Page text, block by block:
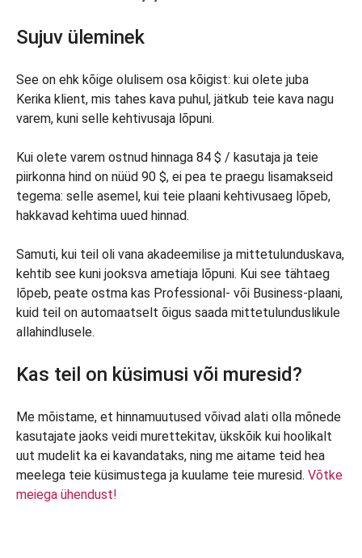
Sujuv üleminek
See on ehk kõige olulisem osa kõigist: kui olete juba
Kerika klient, mis tahes kava puhul, jätkub teie kava nagu
varem, kuni selle kehtivusaja lõpuni.
Kui olete varem ostnud hinnaga 84 $ / kasutaja ja teie
piirkonna hind on nüüd 90 $, ei pea te praegu lisamakseid
tegema: selle asemel, kui teie plaani kehtivusaeg lõpeb,
hakkavad kehtima uued hinnad.
Samuti, kui teil oli vana akadeemilise ja mittetulunduskava,
kehtib see kuni jooksva ametiaja lõpuni. Kui see tähtaeg
lõpeb, peate ostma kas Professional- või Business-plaani,
kuid teil on automaatselt õigus saada mittetulunduslikule
allahindlusele.
Kas teil on küsimusi või muresid?
Me mõistame, et hinnamuutused võivad alati olla mõnede
kasutajate jaoks veidi murettekitav, ükskõik kui hoolikalt
uut mudelit ka ei kavandataks, ning me aitame teid hea
meelega teie küsimustega ja kuulame teie muresid. Võtke
meiega ühendust!